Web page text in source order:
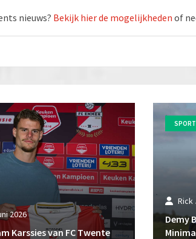
nieuws? Bekijk hier de mogelijkheden of
2026
Karssies van FC Twente
Rick
Demy
SPORT